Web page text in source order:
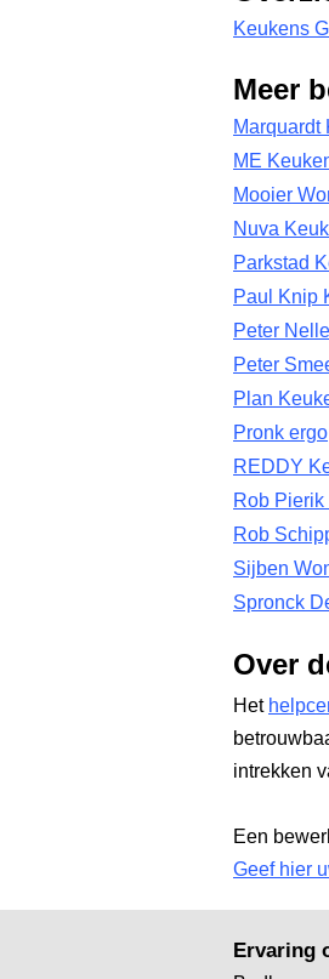
Keukens
Meer
Marquardt
ME
Mooier
Nuva
Parkstad
Paul Knip
Peter
Peter
Plan
Pronk ergo
REDDY
Rob
Rob
Sijben
Spronck
Over
Het
intrekken
Een
Geef hier
Ervaring